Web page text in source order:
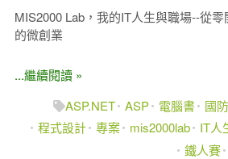
MIS2000 Lab，我的IT人生與職場--從
的微創業
...繼續閱讀 »
ASP.NET ASP 電腦書 國
程式設計 專案 mis2000lab IT人
鐵人賽